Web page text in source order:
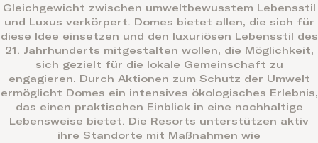
Gleichgewicht zwischen umweltbewusstem Lebensstil
und Luxus verkörpert. Domes bietet allen, die sich für
diese Idee einsetzen und den luxuriösen Lebensstil des
21. Jahrhunderts mitgestalten wollen, die Möglichkeit,
sich gezielt für die lokale Gemeinschaft zu
engagieren. Durch Aktionen zum Schutz der Umwelt
ermöglicht Domes ein intensives ökologisches Erlebnis,
das einen praktischen Einblick in eine nachhaltige
Lebensweise bietet. Die Resorts unterstützen aktiv
ihre Standorte mit Maßnahmen wie